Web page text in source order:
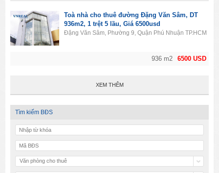
6500 USD
936 m2
Toà nhà cho thuê đường Đặng Văn Sâm, DT
936m2, 1 trệt 5 lầu, Giá 6500usd
Đặng Văn Sâm, Phường 9, Quận Phú Nhuận TP.HCM
XEM THÊM
Tìm kiếm BĐS
Văn phòng cho thuê